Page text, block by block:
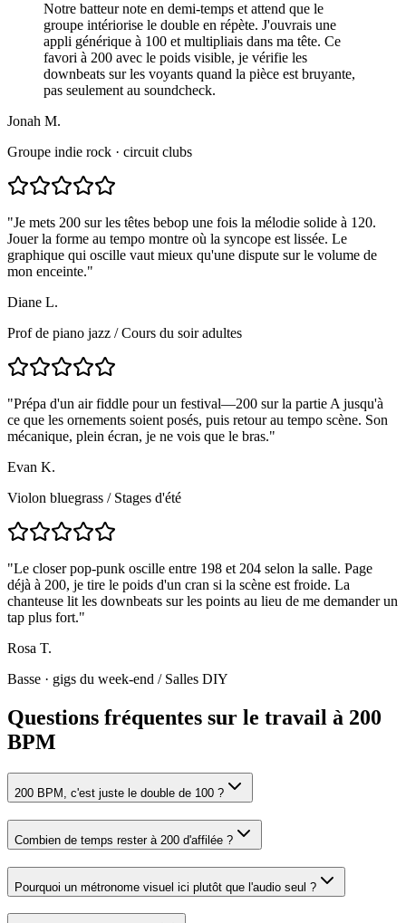
Notre batteur note en demi-temps et attend que le
groupe intériorise le double en répète. J'ouvrais une
appli générique à 100 et multipliais dans ma tête. Ce
favori à 200 avec le poids visible, je vérifie les
downbeats sur les voyants quand la pièce est bruyante,
pas seulement au soundcheck.
Jonah M.
Groupe indie rock · circuit clubs
"Je mets 200 sur les têtes bebop une fois la mélodie solide à 120.
Jouer la forme au tempo montre où la syncope est lissée. Le
graphique qui oscille vaut mieux qu'une dispute sur le volume de
mon enceinte."
Diane L.
Prof de piano jazz /Cours du soir adultes
"Prépa d'un air fiddle pour un festival—200 sur la partie A jusqu'à
ce que les ornements soient posés, puis retour au tempo scène. Son
mécanique, plein écran, je ne vois que le bras."
Evan K.
Violon bluegrass / Stages d'été
"Le closer pop-punk oscille entre 198 et 204 selon la salle. Page
déjà à 200, je tire le poids d'un cran si la scène est froide. La
chanteuse lit les downbeats sur les points au lieu de me demander un
tap plus fort."
Rosa T.
Basse · gigs du week-end / Salles DIY
Questions fréquentes sur le travail à 200
BPM
200 BPM, c'est juste le double de 100 ?
Combien de temps rester à 200 d'affilée ?
Pourquoi un métronome visuel ici plutôt que l'audio seul ?